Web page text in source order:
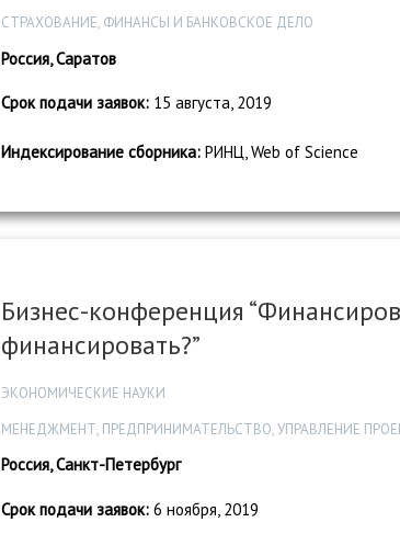
СТРАХОВАНИЕ, ФИНАНСЫ И БАНКОВСКОЕ ДЕЛО
Россия, Саратов
Срок подачи заявок: 15 августа, 2019
Индексирование сборника: РИНЦ, Web of Science
Бизнес-конференция
финансировать?”
ЭКОНОМИЧЕСКИЕ НАУКИ
МЕНЕДЖМЕНТ, ПРЕДПРИНИМАТЕЛЬСТВО, УПРАВЛЕНИЕ
Россия, Санкт-Петербург
Срок подачи заявок: 6 ноября, 2019